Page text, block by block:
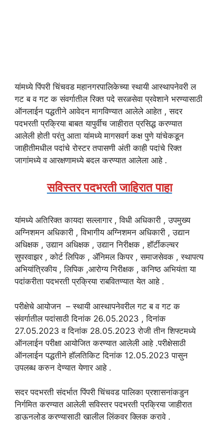
यांमध्ये पिंपरी चिंचवड महानगरपालिकेच्या स्थायी आस्थापनेवरी ल
गट ब व गट क संवर्गातील रिक्त पदे सरळसेवा प्रवेशाने भरण्यासाठी
ऑनलाईन पद्धतीने आवेदन मागविण्यात आलेले आहेत , सदर
पदभरती प्रक्रिया बाबत यापुर्वीच जाहीरात प्रसिद्ध करण्यात
आलेली होती परंतु आता यांमध्ये मागसवर्ग कक्ष पुणे यांचेकडून
जाहीतीमधील पदांचे रोस्टर तपासणी अंती काही पदांचे रिक्त
जागांमध्ये व आरक्षणामध्ये बदल करण्यात आलेला आहे .
सविस्तर पदभरती जाहिरात पाहा
यांमध्ये अतिरिक्त कायदा सल्लागार , विधी अधिकारी , उपमुख्य
अग्निशमन अधिकारी , विभागीय अग्निशमन अधिकारी , उद्यान
अधिक्षक , उद्यान अधिक्षक , उद्यान निरीक्षक , हॉर्टीकल्चर
सुपरवाझर , कोर्ट लिपिक , ॲनिमल किपर , समाजसेवक , स्थापत्य
अभियांत्रिकीय , लिपिक ,आरोग्य निरीक्षक , कनिष्ठ अभियंता या
पदांकरीता पदभरती प्रक्रिया राबवितण्यात येत आहे .
परीक्षेचे आयोजन – स्थायी आस्थापनेवरील गट ब व गट क
संवर्गातील पदांसाठी दिनांक 26.05.2023 , दिनांक
27.05.2023 व दिनांक 28.05.2023 रोजी तीन शिफ्टमध्ये
ऑनलाईन परीक्षा आयोजित करण्यात आलेली आहे .परीक्षेसाठी
ऑनलाईन पद्धतीने हॉलतिकिट दिनांक 12.05.2023 पासुन
उपलब्ध करुन देण्यात येणार आहे .
सदर पदभरती संदर्भात पिंपरी चिंचवड पालिका प्रशासनांकडुन
निर्गमित करण्यात आलेली सविस्तर पदभरती प्रक्रिया जाहीरात
डाऊनलोड करण्यासाठी खालील लिंकवर क्लिक करावे .